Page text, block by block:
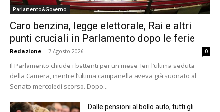
Parlamento&Governo
Caro benzina, legge elettorale, Rai e altri
punti cruciali in Parlamento dopo le ferie
Redazione - 7 Agosto 2026 0
Il Parlamento chiude i battenti per un mese. Ieri l’ultima seduta
della Camera, mentre l’ultima campanella aveva già suonato al
Senato mercoledì scorso. Dopo...
Dalle pensioni al bollo auto, tutti gli